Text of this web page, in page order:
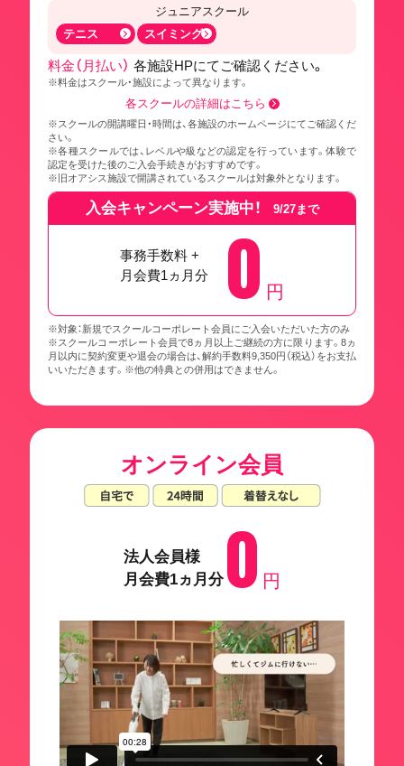
ジュニアスクール
テニス
スイミング
料金（月払い） 各施設HPにてご確認ください。
※料金はスクール・施設によって異なります。
各スクールの詳細はこちら
※スクールの開講曜日・時間は、各施設のホームページにてご確認くだ
さい。
※各種スクールでは、レベルや級などの認定を行っています。体験で
認定を受けた後のご入会手続きがおすすめです。
※旧オアシス施設で開講されているスクールは対象外となります。
入会キャンペーン実施中！ 9/27まで
事務手数料 +
月会費1ヵ月分
0 円
※対象：新規でスクールコーポレート会員にご入会いただいた方のみ
※スクールコーポレート会員で8ヵ月以上ご継続の方に限ります。8ヵ
月以内に契約変更や退会の場合は、解約手数料9,350円（税込）をお支払
いいただきます。※他の特典との併用はできません。
オンライン会員
法人会員様
月会費1ヵ月分0 円